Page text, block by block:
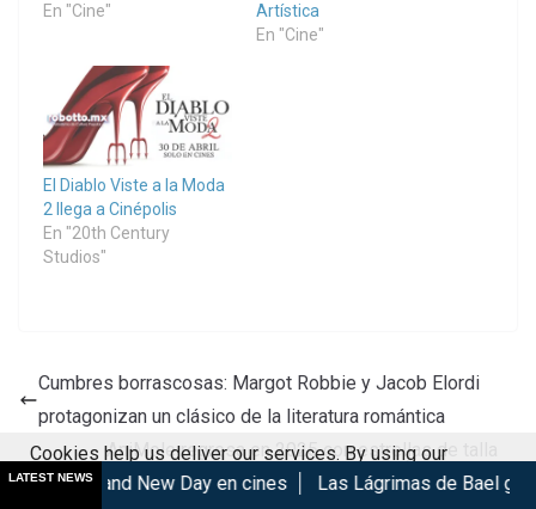
En "Cine"
Artística
En "Cine"
El Diablo Viste a la Moda
2 llega a Cinépolis
En "20th Century
Studios"
Cumbres borrascosas: Margot Robbie y Jacob Elordi
protagonizan un clásico de la literatura romántica
AniMole regresa en 2025 con estrellas de talla
internacional
LATEST NEWS
New Day en cines Las Lágrimas de Bael gana en el
Cookies help us deliver our services. By using our
services, you agree to our use of cookies.
Got it